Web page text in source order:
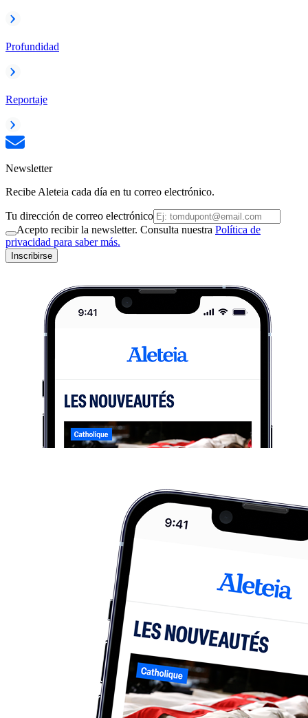
Profundidad
Reportaje
Newsletter
Recibe Aleteia cada día en tu correo electrónico.
Tu dirección de correo electrónico
Acepto recibir la newsletter. Consulta nuestra Política de
privacidad para saber más.
Inscribirse